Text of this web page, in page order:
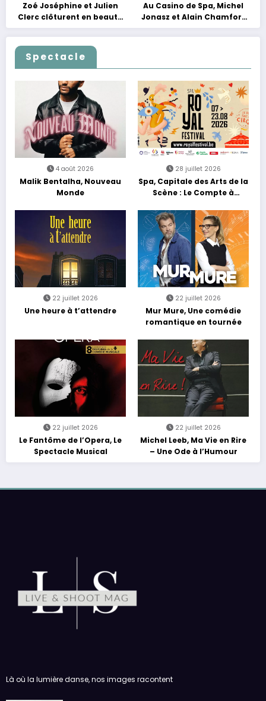
Zoé Joséphine et Julien
Clerc clôturent en beauté
Les Nuits Francofolies au
Casino
Au Casino de Spa, Michel
Jonasz et Alain Chamfort
célèbrent le temps qui
passe… sans jamais céder
Spectacle
4 août 2026
Malik Bentalha, Nouveau
Monde
28 juillet 2026
Spa, Capitale des Arts de la
Scène : Le Compte à
22 juillet 2026
Une heure à t’attendre
22 juillet 2026
Mur Mure, Une comédie
romantique en tournée
22 juillet 2026
Le Fantôme de l’Opera, Le
Spectacle Musical
22 juillet 2026
Michel Leeb, Ma Vie en Rire
– Une Ode à l’Humour
Là où la lumière danse, nos images racontent